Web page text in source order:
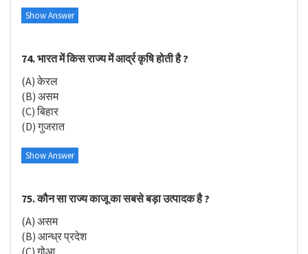
Show Answer
74. भारत में किस राज्य में आर्द्र कृषि होती है ?
(A) केरल
(B) असम
(C) बिहार
(D) गुजरात
Show Answer
75. कौन सा राज्य काजू का सबसे बड़ा उत्पादक है ?
(A) असम
(B) आन्ध्र प्रदेश
(C) गोआ